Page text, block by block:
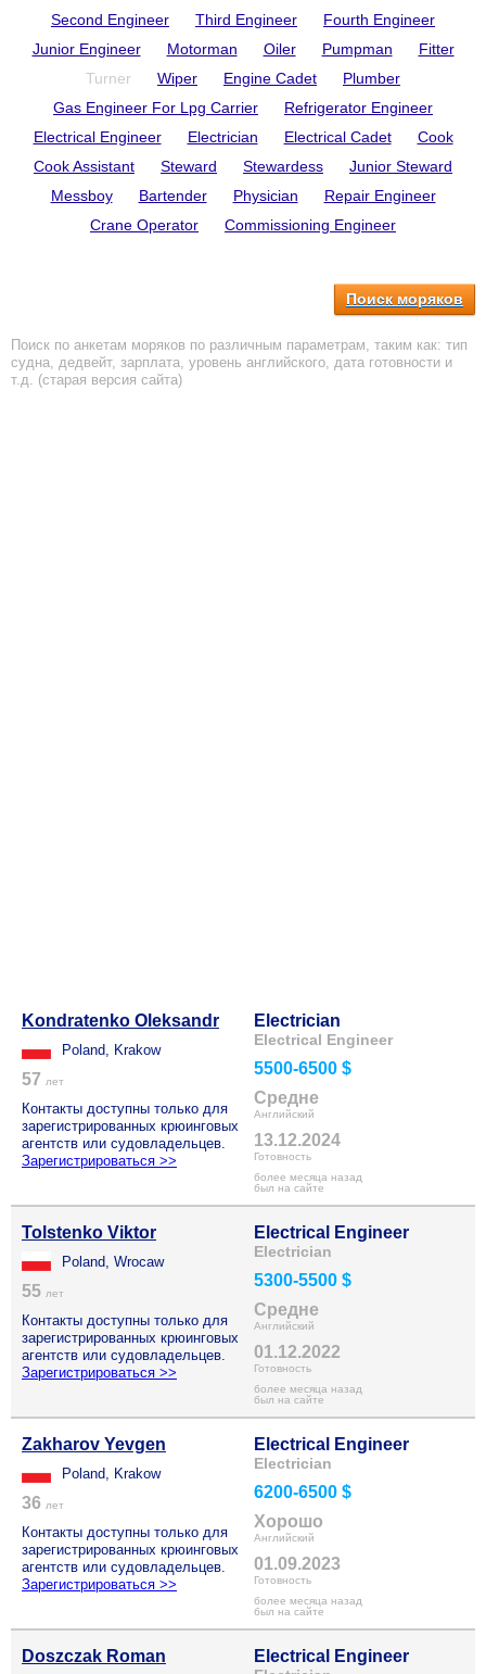
Second Engineer
Third Engineer
Fourth Engineer
Junior Engineer
Motorman Oiler Pumpman
Fitter
Turner
Wiper Engine Cadet
Plumber
Gas Engineer For Lpg Carrier
Refrigerator Engineer
Electrical Engineer
Electrician Electrical Cadet
Cook
Cook Assistant
Steward Stewardess
Junior Steward
Messboy
Bartender Physician
Repair Engineer
Crane Operator
Commissioning Engineer
Поиск моряков
Поиск по анкетам моряков по различным параметрам, таким как: тип
судна, дедвейт, зарплата, уровень английского, дата готовности и
т.д. (старая версия сайта)
Kondratenko Oleksandr
Poland, Krakow
57 лет
Контакты доступны только для
зарегистрированных крюинговых
агентств или судовладельцев.
Зарегистрироваться >>
Electrician
Electrical Engineer
5500-6500 $
Средне
Английский
13.12.2024
Готовность
более месяца назад
был на сайте
Tolstenko Viktor
Poland, Wrocaw
55 лет
Контакты доступны только для
зарегистрированных крюинговых
агентств или судовладельцев.
Зарегистрироваться >>
Electrical Engineer
Electrician
5300-5500 $
Средне
Английский
01.12.2022
Готовность
более месяца назад
был на сайте
Zakharov Yevgen
Poland, Krakow
36 лет
Контакты доступны только для
зарегистрированных крюинговых
агентств или судовладельцев.
Зарегистрироваться >>
Electrical Engineer
Electrician
6200-6500 $
Хорошо
Английский
01.09.2023
Готовность
более месяца назад
был на сайте
Doszczak Roman Electrical Engineer